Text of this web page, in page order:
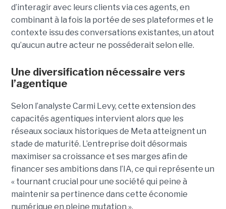
d’interagir avec leurs clients via ces agents, en
combinant à la fois la portée de ses plateformes et le
contexte issu des conversations existantes, un atout
qu’aucun autre acteur ne posséderait selon elle.
Une diversification nécessaire vers
l’agentique
Selon l’analyste Carmi Levy, cette extension des
capacités agentiques intervient alors que les
réseaux sociaux historiques de Meta atteignent un
stade de maturité. L’entreprise doit désormais
maximiser sa croissance et ses marges afin de
financer ses ambitions dans l’IA, ce qui représente un
« tournant crucial pour une société qui peine à
maintenir sa pertinence dans cette économie
numérique en pleine mutation ».